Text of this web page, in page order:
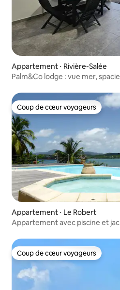
Appartement ⋅ Rivière-Salée
Palm&Co lodge : vue mer,
Coup de cœur voyageurs
Coup de cœur voyageurs
Appartement ⋅ Le Robert
Appartement avec piscine et
Coup de cœur voyageurs
Coup de cœur voyageurs